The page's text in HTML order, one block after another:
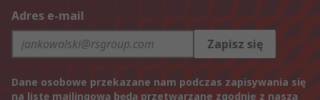
Adres e-mail
Zapisz się
Dane osobowe przekazane nam podczas zapisywania się
na listę mailingową będą przetwarzane zgodnie z naszą